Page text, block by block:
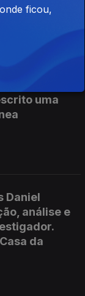
é
de
uma
Daniel
análise e
da
ficou,